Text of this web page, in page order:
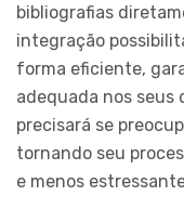
bibliografias
integração
forma eficiente,
adequada nos seus
precisará se
tornando seu
e menos